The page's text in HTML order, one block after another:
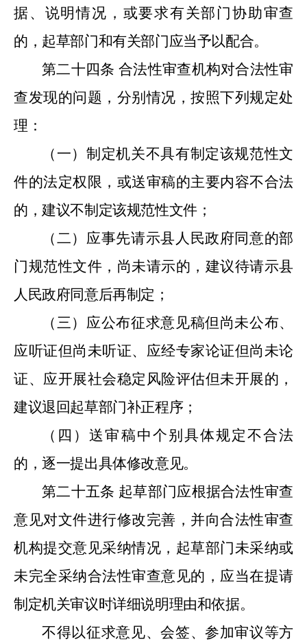
据、说明情况，或要求有关部门协助审查
的，起草部门和有关部门应当予以配合。
第二十四条 合法性审查机构对合法性审
查发现的问题，分别情况，按照下列规定处
理：
（一）制定机关不具有制定该规范性文
件的法定权限，或送审稿的主要内容不合法
的，建议不制定该规范性文件；
（二）应事先请示县人民政府同意的部
门规范性文件，尚未请示的，建议待请示县
人民政府同意后再制定；
（三）应公布征求意见稿但尚未公布、
应听证但尚未听证、应经专家论证但尚未论
证、应开展社会稳定风险评估但未开展的，
建议退回起草部门补正程序；
（四）送审稿中个别具体规定不合法
的，逐一提出具体修改意见。
第二十五条 起草部门应根据合法性审查
意见对文件进行修改完善，并向合法性审查
机构提交意见采纳情况，起草部门未采纳或
未完全采纳合法性审查意见的，应当在提请
制定机关审议时详细说明理由和依据。
不得以征求意见、会签、参加审议等方